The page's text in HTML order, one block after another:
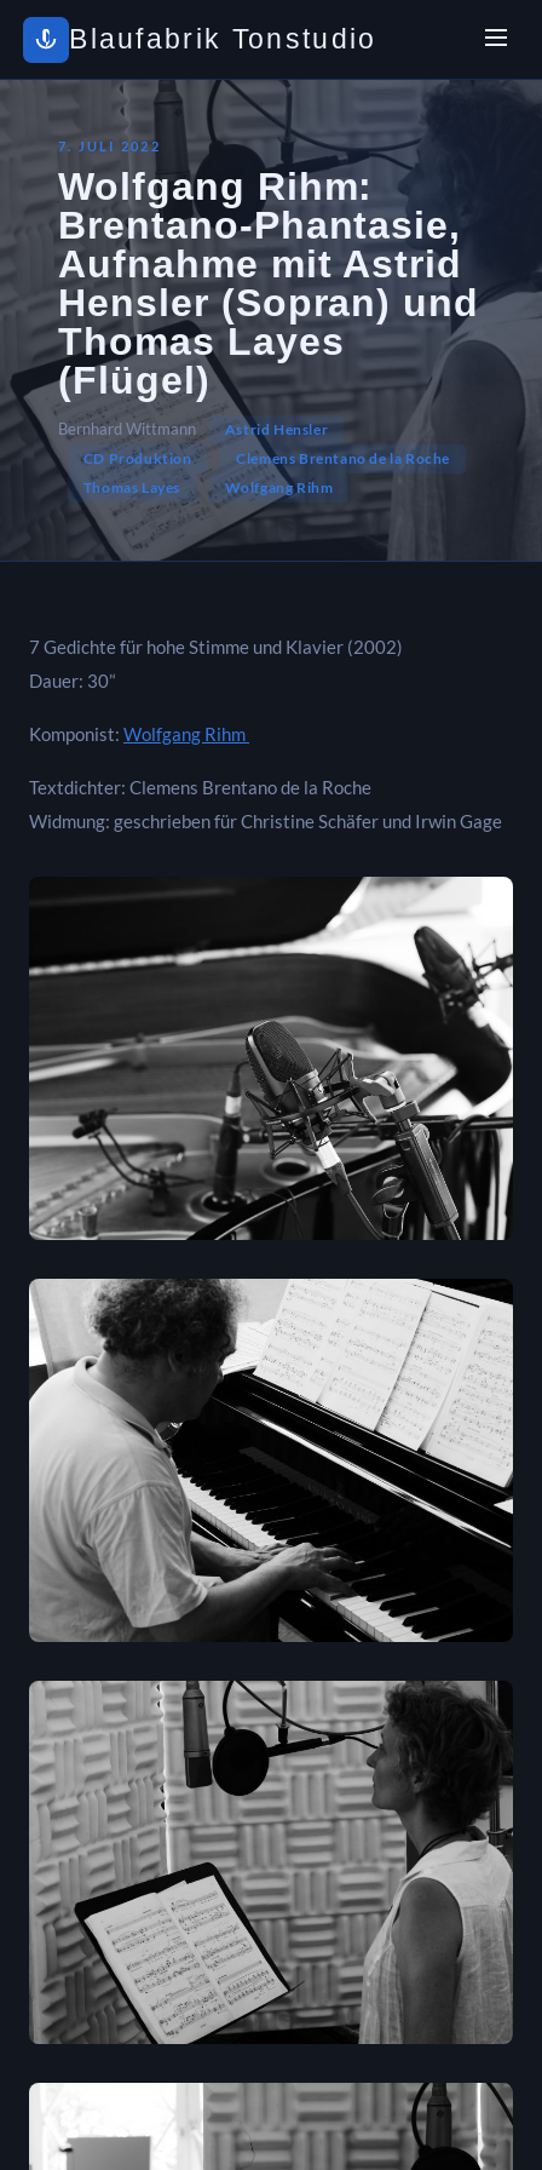
Blaufabrik Tonstudio
7. JULI 2022
Wolfgang Rihm:
Brentano-Phantasie,
Aufnahme mit Astrid
Hensler (Sopran) und
Thomas Layes
(Flügel)
Bernhard Wittmann
Astrid Hensler
CD Produktion
Clemens Brentano de la Roche
Thomas Layes
Wolfgang Rihm
7 Gedichte für hohe Stimme und Klavier (2002)
Dauer: 30’‘
Komponist: Wolfgang Rihm
Textdichter: Clemens Brentano de la Roche
Widmung: geschrieben für Christine Schäfer und Irwin Gage